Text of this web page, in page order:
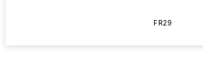
FR29